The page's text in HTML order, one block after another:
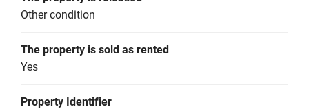
Other condition
The property is sold as rented
Yes
Property Identifier